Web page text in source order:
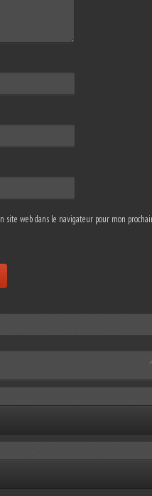
site web dans le navigateur pour mon